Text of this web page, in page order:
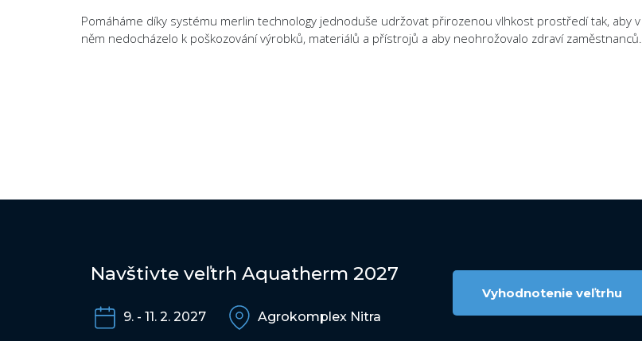
Pomáháme díky systému merlin technology jednoduše udržovat přirozenou vlhkost prostředí tak, aby v
něm nedocházelo k poškozování výrobků, materiálů a přístrojů a aby neohrožovalo zdraví zaměstnanců.
Navštivte veľtrh Aquatherm 2027
9. - 11. 2. 2027 Agrokomplex Nitra
Vyhodnotenie veľtrhu